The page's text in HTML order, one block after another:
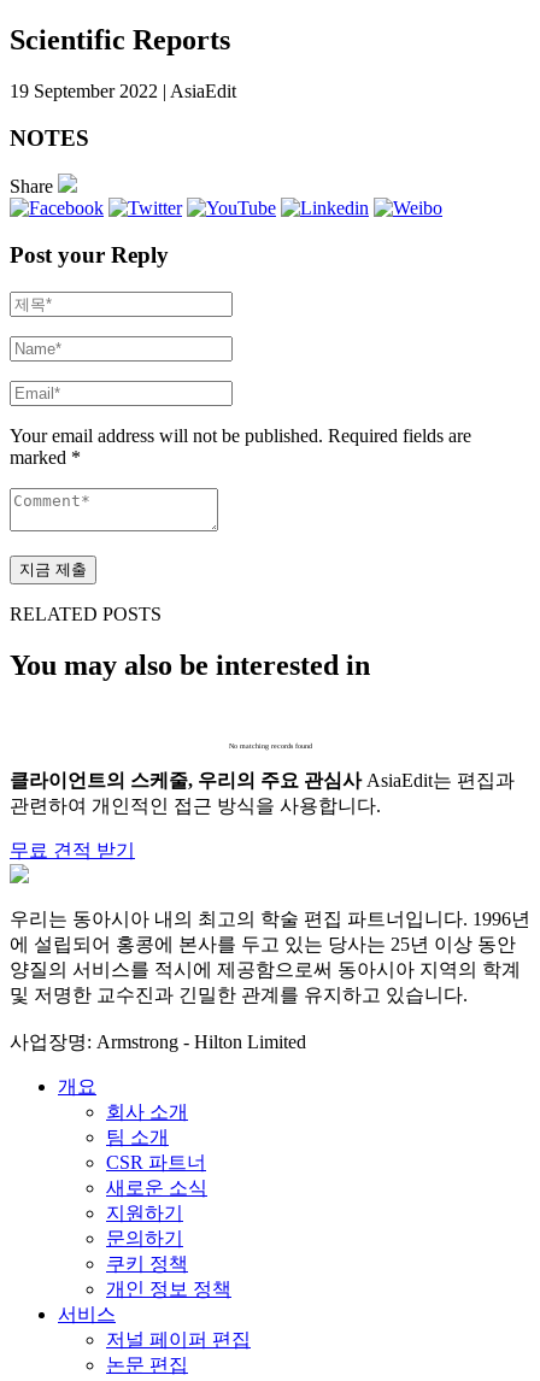
Scientific Reports
19 September 2022 | AsiaEdit
NOTES
Share
Post your Reply
Your email address will not be published. Required fields are
marked *
RELATED POSTS
You may also be interested in
No matching records found
클라이언트의 스케줄, 우리의 주요 관심사AsiaEdit는 편집과
관련하여 개인적인 접근 방식을 사용합니다.
무료 견적 받기
우리는 동아시아 내의 최고의 학술 편집 파트너입니다. 1996년
에 설립되어 홍콩에 본사를 두고 있는 당사는 25년 이상 동안
양질의 서비스를 적시에 제공함으로써 동아시아 지역의 학계
및 저명한 교수진과 긴밀한 관계를 유지하고 있습니다.
사업장명: Armstrong - Hilton Limited
개요
회사 소개
팀 소개
CSR 파트너
새로운 소식
지원하기
문의하기
쿠키 정책
개인 정보 정책
서비스
저널 페이퍼 편집
논문 편집